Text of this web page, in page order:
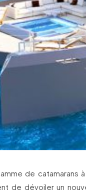
de catamarans
de dévoiler un